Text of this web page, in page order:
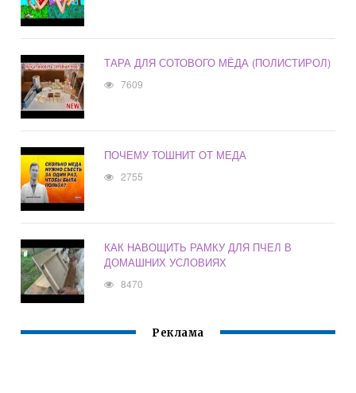
ТАРА ДЛЯ СОТОВОГО МЁДА (ПОЛИСТИРОЛ)
7609
ПОЧЕМУ ТОШНИТ ОТ МЕДА
2755
КАК НАВОЩИТЬ РАМКУ ДЛЯ ПЧЕЛ В
ДОМАШНИХ УСЛОВИЯХ
8470
Реклама